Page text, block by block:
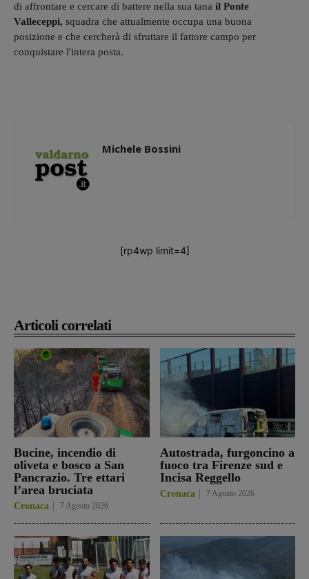
Articoli correlati
Bucine, incendio di
oliveta e bosco a San
Pancrazio. Tre ettari
l’area bruciata
Cronaca 7 Agosto 2026
Autostrada, furgoncino a
fuoco tra Firenze sud e
Incisa Reggello
Cronaca 7 Agosto 2026
di affrontare e cercare di battere nella sua tana il Ponte
Valleceppi, squadra che attualmente occupa una buona
posizione e che cercherà di sfruttare il fattore campo per
conquistare l'intera posta.
Michele Bossini
[rp4wp limit=4]